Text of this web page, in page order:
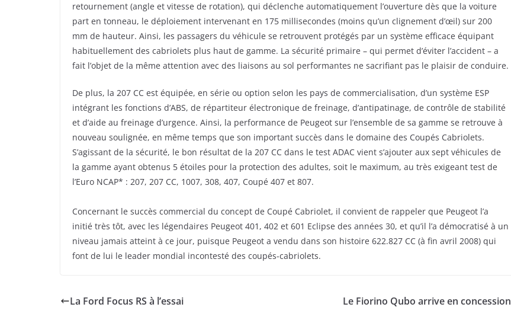
retournement (angle et vitesse de rotation), qui déclenche automatiquement l’ouverture dès que la voiture
part en tonneau, le déploiement intervenant en 175 millisecondes (moins qu’un clignement d’œil) sur 200
mm de hauteur. Ainsi, les passagers du véhicule se retrouvent protégés par un système efficace équipant
habituellement des cabriolets plus haut de gamme. La sécurité primaire – qui permet d’éviter l’accident – a
fait l’objet de la même attention avec des liaisons au sol performantes ne sacrifiant pas le plaisir de conduire.
De plus, la 207 CC est équipée, en série ou option selon les pays de commercialisation, d’un système ESP
intégrant les fonctions d’ABS, de répartiteur électronique de freinage, d’antipatinage, de contrôle de stabilité
et d’aide au freinage d’urgence. Ainsi, la performance de Peugeot sur l’ensemble de sa gamme se retrouve à
nouveau soulignée, en même temps que son important succès dans le domaine des Coupés Cabriolets.
S’agissant de la sécurité, le bon résultat de la 207 CC dans le test ADAC vient s’ajouter aux sept véhicules de
la gamme ayant obtenus 5 étoiles pour la protection des adultes, soit le maximum, au très exigeant test de
l’Euro NCAP* : 207, 207 CC, 1007, 308, 407, Coupé 407 et 807.
Concernant le succès commercial du concept de Coupé Cabriolet, il convient de rappeler que Peugeot l’a
initié très tôt, avec les légendaires Peugeot 401, 402 et 601 Eclipse des années 30, et qu’il l’a démocratisé à un
niveau jamais atteint à ce jour, puisque Peugeot a vendu dans son histoire 622.827 CC (à fin avril 2008) qui
font de lui le leader mondial incontesté des coupés-cabriolets.
La Ford Focus RS à l’essai Le Fiorino Qubo arrive en concession